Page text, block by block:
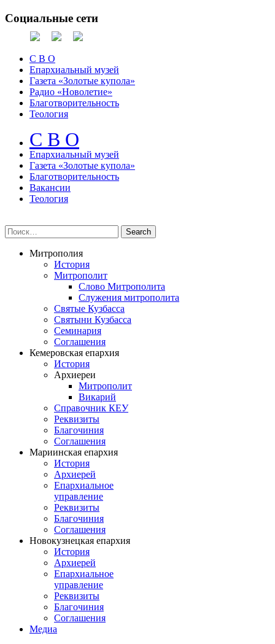
Социальные сети
С В О
Епархиальный музей
Газета «Золотые купола»
Радио «Новолетие»
Благотворительность
Теология
С В О
Епархиальный музeй
Газета «Золотые купола»
Благотворительность
Вакансии
Теология
Митрополия
История
Митрополит
Слово Митрополита
Служения митрополита
Святые Кузбасса
Святыни Кузбасса
Семинария
Соглашения
Кемеровская епархия
История
Архиереи
Митрополит
Викарий
Справочник КЕУ
Реквизиты
Благочиния
Соглашения
Мариинская епархия
История
Архиерей
Епархиальное
управление
Реквизиты
Благочиния
Соглашения
Новокузнецкая епархия
История
Архиерей
Епархиальное
управление
Реквизиты
Благочиния
Соглашения
Медиа